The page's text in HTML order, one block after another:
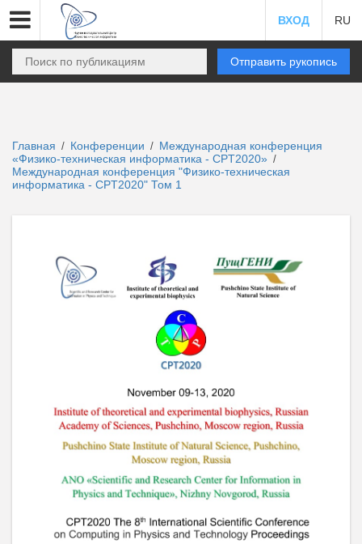
ВХОД RU
Отправить рукопись
Главная / Конференции / Международная конференция
«Физико-техническая информатика - CPT2020» /
Международная конференция "Физико-техническая
информатика - CPT2020" Том 1